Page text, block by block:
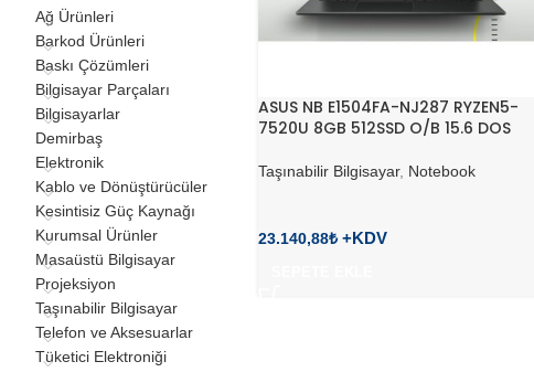
Ağ Ürünleri
Barkod Ürünleri
Baskı Çözümleri
Bilgisayar Parçaları
Bilgisayarlar
Demirbaş
Elektronik
Kablo ve Dönüştürücüler
Kesintisiz Güç Kaynağı
Kurumsal Ürünler
Masaüstü Bilgisayar
Projeksiyon
Taşınabilir Bilgisayar
Telefon ve Aksesuarlar
Tüketici Elektroniği
ASUS NB E1504FA-NJ287 RYZEN5-
7520U 8GB 512SSD O/B 15.6 DOS
Taşınabilir Bilgisayar, Notebook
23.140,88₺